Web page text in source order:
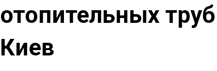
отопительных труб
Киев